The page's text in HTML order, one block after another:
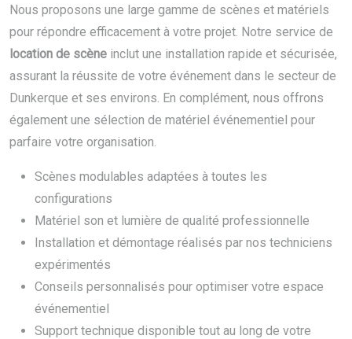
Nous proposons une large gamme de scènes et matériels
pour répondre efficacement à votre projet. Notre service de
location de scène inclut une installation rapide et sécurisée,
assurant la réussite de votre événement dans le secteur de
Dunkerque et ses environs. En complément, nous offrons
également une sélection de matériel événementiel pour
parfaire votre organisation.
Scènes modulables adaptées à toutes les
configurations
Matériel son et lumière de qualité professionnelle
Installation et démontage réalisés par nos techniciens
expérimentés
Conseils personnalisés pour optimiser votre espace
événementiel
Support technique disponible tout au long de votre